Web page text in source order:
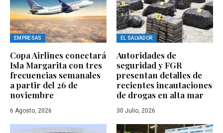
EMPRESAS
Copa Airlines conectará
Isla Margarita con tres
frecuencias semanales
a partir del 26 de
noviembre
6 Agosto, 2026
EL SALVADOR
Autoridades de
seguridad y FGR
presentan detalles de
recientes incautaciones
de drogas en alta mar
30 Julio, 2026